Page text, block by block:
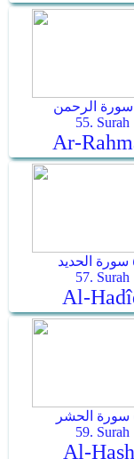
55. Surah
Ar-
57. Surah
Al-
59. Surah
Al-